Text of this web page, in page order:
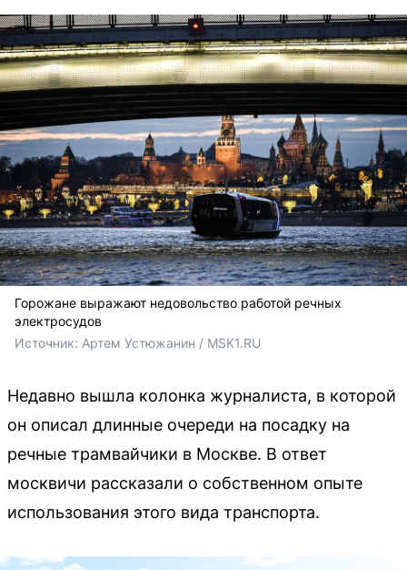
Горожане выражают недовольство работой речных
электросудов
Источник: Артем Устюжанин / MSK1.RU
Недавно вышла колонка журналиста, в которой
он описал длинные очереди на посадку на
речные трамвайчики в Москве. В ответ
москвичи рассказали о собственном опыте
использования этого вида транспорта.